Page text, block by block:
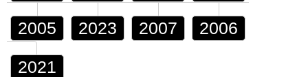
2005 2023 2007 2006
2021